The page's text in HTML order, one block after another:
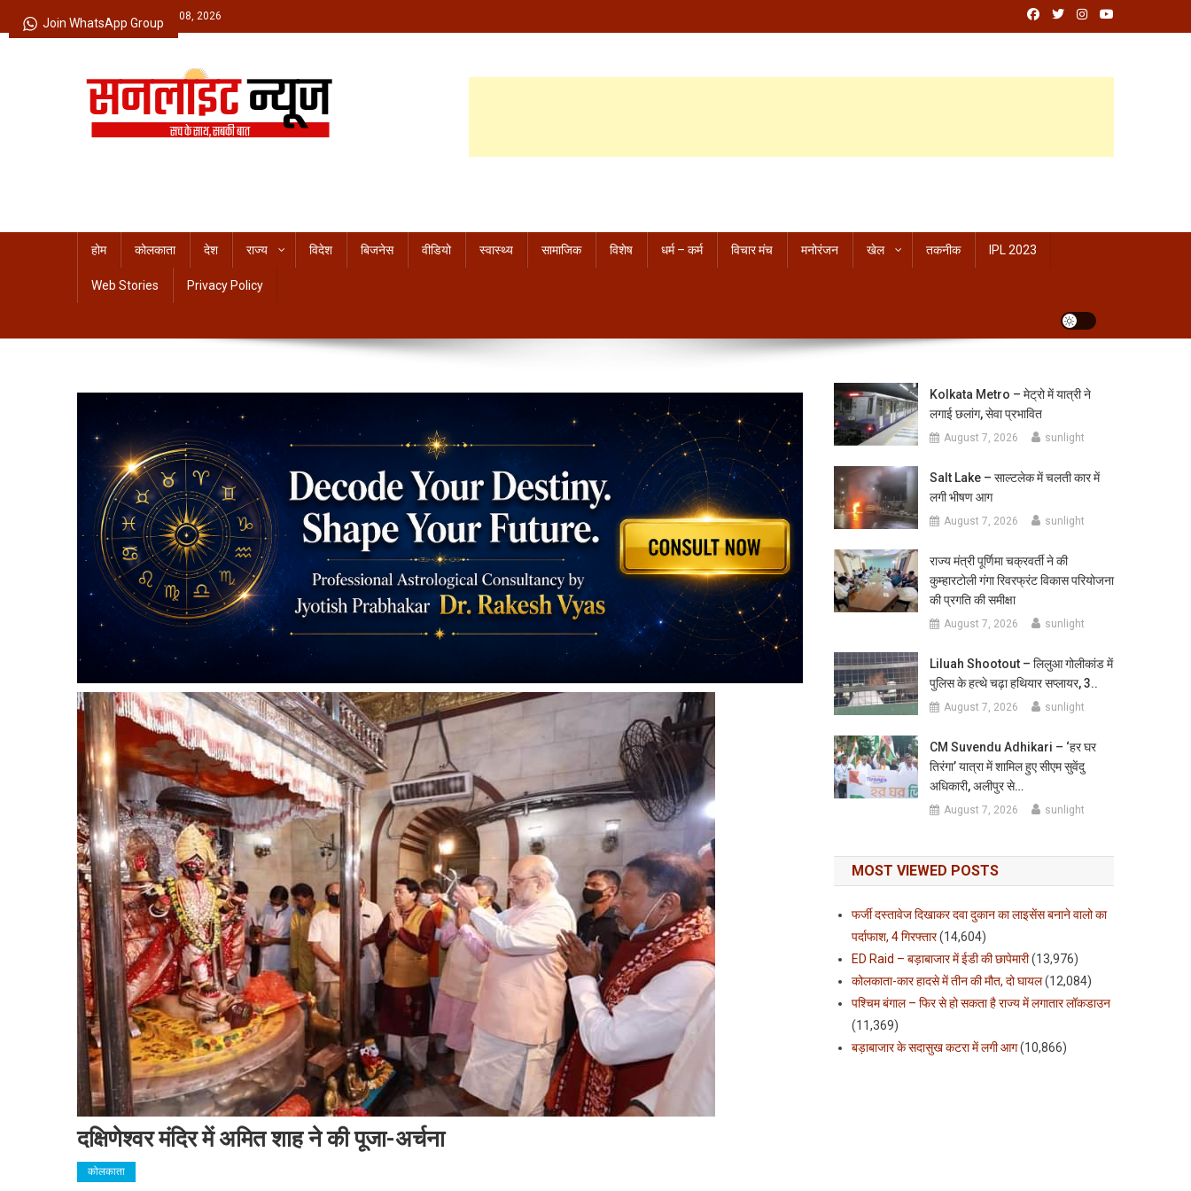
to
Saturday, August 08, 2026
होम कोलकाता देश राज्य विदेश बिजनेस वीडियो स्वास्थ्य सामाजिक विशेष धर्म – कर्म विचार मंच मनोरंजन खेल तकनीक IPL 2023
Web Stories Privacy Policy
दक्षिणेश्वर मंदिर में अमित शाह ने की पूजा-अर्चना
कोलकाता
Kolkata Metro – मेट्रो में यात्री ने
लगाई छलांग, सेवा प्रभावित
August 7, 2026 sunlight
Salt Lake – साल्टलेक में चलती कार में
लगी भीषण आग
August 7, 2026 sunlight
राज्य मंत्री पूर्णिमा चक्रवर्ती ने की
कुम्हारटोली गंगा रिवरफ्रंट विकास परियोजना
की प्रगति की समीक्षा
August 7, 2026 sunlight
Liluah Shootout – लिलुआ गोलीकांड में
पुलिस के हत्थे चढ़ा हथियार सप्लायर, 3..
August 7, 2026 sunlight
CM Suvendu Adhikari – ‘हर घर
तिरंगा’ यात्रा में शामिल हुए सीएम सुवेंदु
अधिकारी, अलीपुर से…
August 7, 2026 sunlight
MOST VIEWED POSTS
फर्जी दस्तावेज दिखाकर दवा दुकान का लाइसेंस बनाने वालो का
पर्दाफाश, 4 गिरफ्तार(14,604)
ED Raid – बड़ाबाजार में ईडी की छापेमारी(13,976)
कोलकाता-कार हादसे में तीन की मौत, दो घायल(12,084)
पश्चिम बंगाल – फिर से हो सकता है राज्य में लगातार लॉकडाउन
(11,369)
बड़ाबाजार के सदासुख कटरा में लगी आग(10,866)
Join WhatsApp Group